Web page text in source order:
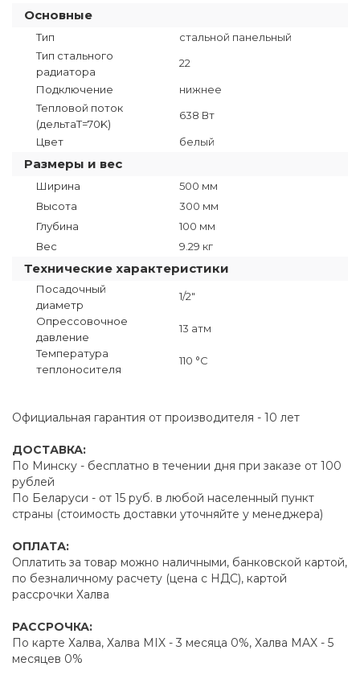
Основные
Тип
стальной панельный
Тип стального
радиатора
22
Подключение
нижнее
Тепловой поток
(дельтаT=70K)
638 Вт
Цвет белый
Размеры и вес
Ширина
500 мм
Высота
300 мм
Глубина
100 мм
Вес
9.29 кг
Технические характеристики
Посадочный
диаметр
1/2"
Опрессовочное
давление
13 атм
Температура
теплоносителя
110 °C
Официальная гарантия от производителя - 10 лет
ДОСТАВКА:
По Минску - бесплатно в течении дня при заказе от 100
рублей
По Беларуси - от 15 руб. в любой населенный пункт
страны (стоимость доставки уточняйте у менеджера)
ОПЛАТА:
Оплатить за товар можно наличными, банковской картой,
по безналичному расчету (цена с НДС), картой
рассрочки Халва
РАССРОЧКА:
По карте Халва, Халва MIX - 3 месяца 0%, Халва MAX - 5
месяцев 0%